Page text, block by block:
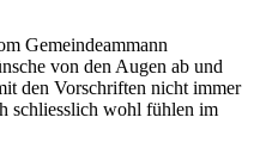
Gemeindeammann
von den Augen ab und
den Vorschriften nicht immer
schliesslich wohl fühlen im